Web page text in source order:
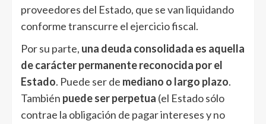
proveedores del Estado, que se van liquidando
conforme transcurre el ejercicio fiscal.
Por su parte, una deuda consolidada es aquella
de carácter permanente reconocida por el
Estado. Puede ser de mediano o largo plazo.
También puede ser perpetua (el Estado sólo
contrae la obligación de pagar intereses y no